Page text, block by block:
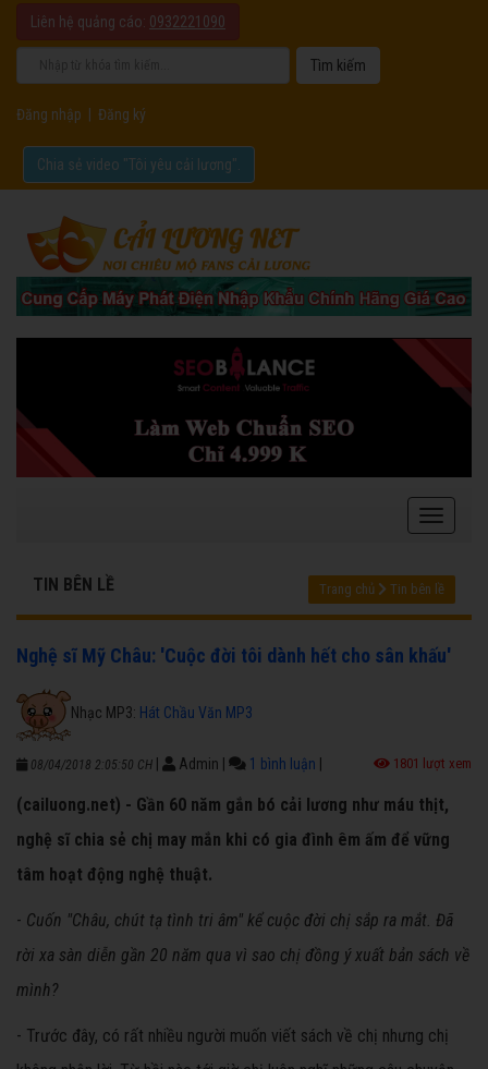
Liên hệ quảng cáo: 0932221090
Đăng nhập Đăng ký
Chia sẻ video "Tôi yêu cải lương".
TIN BÊN LỀ Trang chủ Tin bên lề
Nghệ sĩ Mỹ Châu: 'Cuộc đời tôi dành hết cho sân khấu'
Nhạc MP3: Hát Chầu Văn MP3
08/04/2018 2:05:50 CH Admin 1 bình luận 1801 lượt xem
(cailuong.net) - Gần 60 năm gắn bó cải lương như máu thịt,
nghệ sĩ chia sẻ chị may mắn khi có gia đình êm ấm để vững
tâm hoạt động nghệ thuật.
- Cuốn "Châu, chút tạ tình tri âm" kể cuộc đời chị sắp ra mắt. Đã
rời xa sàn diễn gần 20 năm qua vì sao chị đồng ý xuất bản sách về
mình?
- Trước đây, có rất nhiều người muốn viết sách về chị nhưng chị